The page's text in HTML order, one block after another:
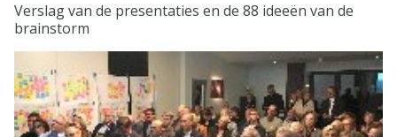
Verslag van de presentaties en de 88 ideeën van de
brainstorm